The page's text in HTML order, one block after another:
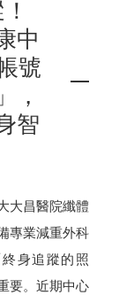
中
號
，
智
大昌醫院纖體
專業減重外科
身追蹤的照
要。近期中心